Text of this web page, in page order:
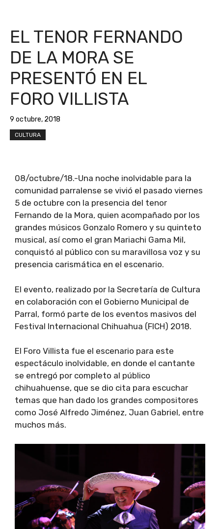
EL TENOR FERNANDO
DE LA MORA SE
PRESENTÓ EN EL
FORO VILLISTA
9 octubre, 2018
CULTURA
08/octubre/18.-Una noche inolvidable para la
comunidad parralense se vivió el pasado viernes
5 de octubre con la presencia del tenor
Fernando de la Mora, quien acompañado por los
grandes músicos Gonzalo Romero y su quinteto
musical, así como el gran Mariachi Gama Mil,
conquistó al público con su maravillosa voz y su
presencia carismática en el escenario.
El evento, realizado por la Secretaría de Cultura
en colaboración con el Gobierno Municipal de
Parral, formó parte de los eventos masivos del
Festival Internacional Chihuahua (FICH) 2018.
El Foro Villista fue el escenario para este
espectáculo inolvidable, en donde el cantante
se entregó por completo al público
chihuahuense, que se dio cita para escuchar
temas que han dado los grandes compositores
como José Alfredo Jiménez, Juan Gabriel, entre
muchos más.